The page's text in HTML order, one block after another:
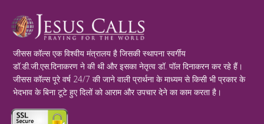
जीसस कॉल्स एक विश्वीय मंत्रालय है जिसकी स्थापना स्वर्गीय
डॉ.डी.जी.एस.दिनाकरण ने की थी और इसका नेतृत्व डॉ. पॉल दिनाकरन कर रहे हैं।
जीसस कॉल्स पूरे वर्ष 24/7 की जाने वाली प्रार्थना के माध्यम से किसी भी प्रकार के
भेदभाव के बिना टूटे हुए दिलों को आराम और उपचार देने का काम करता है।